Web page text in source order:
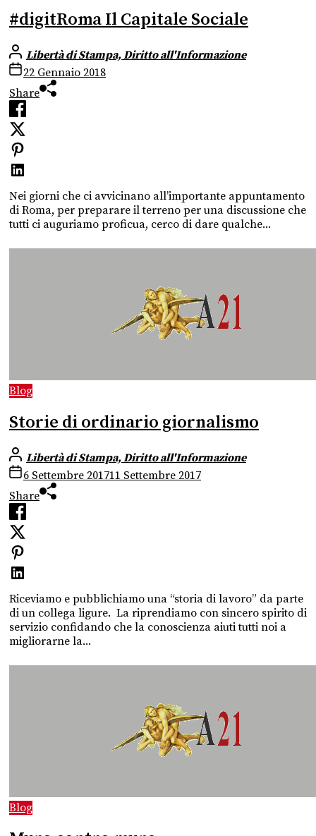
#digitRoma Il Capitale Sociale
Libertà di Stampa, Diritto all'Informazione
22 Gennaio 2018
Share
Nei giorni che ci avvicinano all’importante appuntamento
di Roma, per preparare il terreno per una discussione che
tutti ci auguriamo proficua, cerco di dare qualche...
Blog
Storie di ordinario giornalismo
Libertà di Stampa, Diritto all'Informazione
6 Settembre 201711 Settembre 2017
Share
Riceviamo e pubblichiamo una “storia di lavoro” da parte
di un collega ligure. La riprendiamo con sincero spirito di
servizio confidando che la conoscienza aiuti tutti noi a
migliorarne la...
Blog